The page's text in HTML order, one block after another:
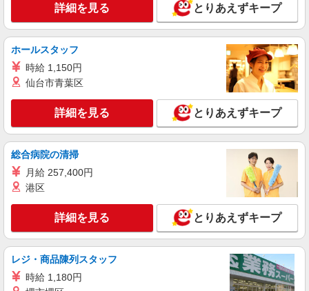
残(10h) ●交通費支給(規定有) ●残業手当（時給
給休暇/昇給制度 時間外手当/制服貸与/携帯電話割
引 無料の健康診断/介護・育児休暇など充実★
◆ソフトバンク北見三輪店 ◆北海道北見市
詳細を見る
派遣社員
株式会社日本パーソナルビジネス北海道支店【HK1_415】
auショップ｜販売スタッフ
【時給】 初日から時給1400円スタート◎ 【月
収例】 月収26万3900円 ＝時給1400円×8h×22日＋
残(10h) ●交通費支給(規定有) ●残業手当（時給
給休暇/昇給制度 時間外手当/制服貸与/携帯電話割
引 無料の健康診断/介護・育児休暇など充実★
詳細を見る
株式会社日本パーソナルビジネス北海道支店【HK1_437】
スマホショップにてお客様対応
【時給】 初日から時給1300円スタート◎ 【月
収例】 月収24万5050円 ＝時給1300円×8h×22日＋
◆ソフトバンク北見駅前店 ◆北海道北見市
詳細を見る とりあえずキープ
ホールスタッフ
時給 1,150円
仙台市青葉区
詳細を見る とりあえずキープ
総合病院の清掃
月給 257,400円
港区
詳細を見る とりあえずキープ
レジ・商品陳列スタッフ
時給 1,180円